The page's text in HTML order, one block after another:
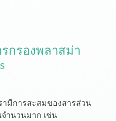
กรองพลาสม่า
ามีการสะสมของสารส่วน
จำนวนมาก เช่น